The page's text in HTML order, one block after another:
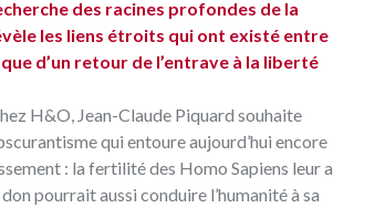
des racines profondes de la
les liens étroits qui ont existé entre
d’un retour de l’entrave à la liberté
H&O, Jean-Claude Piquard souhaite
qui entoure aujourd’hui encore
: la fertilité des Homo Sapiens leur a
pourrait aussi conduire l’humanité à sa